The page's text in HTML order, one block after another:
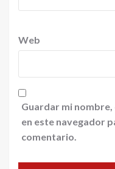
Web
Guardar mi
en este navegador
comentario.